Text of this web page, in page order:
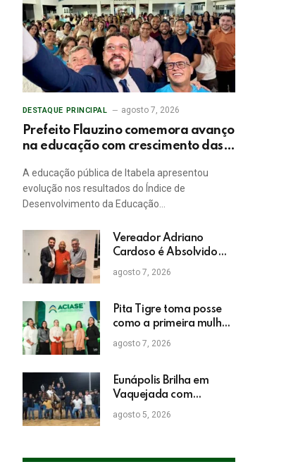
DESTAQUE PRINCIPAL agosto 7, 2026
Prefeito Flauzino comemora avanço
na educação com crescimento das
Itabela
A educação pública de Itabela apresentou
evolução nos resultados do Índice de
Desenvolvimento da Educação…
Vereador Adriano
Cardoso é Absolvido
em Julgamento por
Crime Eleitoral no TRE
agosto 7, 2026
Pita Tigre toma posse
como a primeira mulher
a presidir a ACIASE e
anuncia a retomada do
Empresarial
agosto 7, 2026
Eunápolis Brilha em
Vaquejada com
Bicampeonato de
Arnaldo Guerrieri
agosto 5, 2026